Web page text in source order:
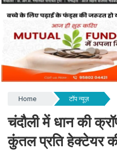
Home टॉप न्यूज़
चंदौली में धान की
कुंतल प्रति हेक्टेयर की